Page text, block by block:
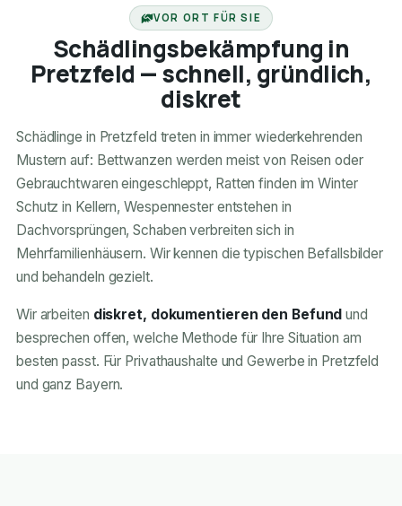
VOR ORT FÜR SIE
Schädlingsbekämpfung in
Pretzfeld — schnell, gründlich,
diskret
Schädlinge in Pretzfeld treten in immer wiederkehrenden
Mustern auf: Bettwanzen werden meist von Reisen oder
Gebrauchtwaren eingeschleppt, Ratten finden im Winter
Schutz in Kellern, Wespennester entstehen in
Dachvorsprüngen, Schaben verbreiten sich in
Mehrfamilienhäusern. Wir kennen die typischen Befallsbilder
und behandeln gezielt.
Wir arbeiten diskret, dokumentieren den Befund und
besprechen offen, welche Methode für Ihre Situation am
besten passt. Für Privathaushalte und Gewerbe in Pretzfeld
und ganz Bayern.